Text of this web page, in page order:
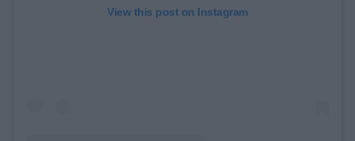
View this post on Instagram